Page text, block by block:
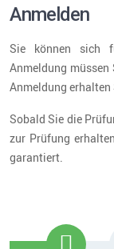
Anmelden
Sie können sich
Anmeldung
Anmeldung
Sobald Sie die
zur Prüfung
garantiert.